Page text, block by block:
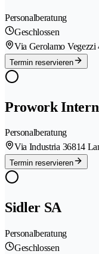
Personalberatung
Geschlossen
Via Gerolamo Vegezzi
Termin reservieren
Prowork
Personalberatung
Via Industria 36814
Termin reservieren
Sidler SA
Personalberatung
Geschlossen